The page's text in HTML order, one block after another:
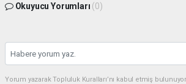
Okuyucu Yorumları (0)
Yorum yazarak Topluluk Kuralları’nı kabul etmiş